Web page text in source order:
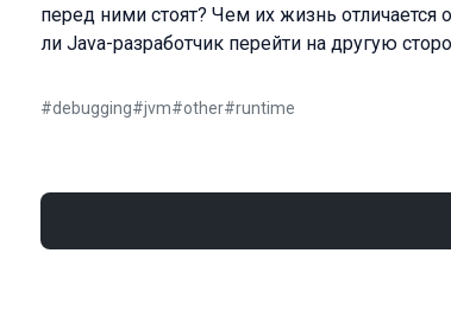
перед ними стоят? Чем их жизнь
ли Java-разработчик перейти на другую
#debugging#jvm#other#runtime